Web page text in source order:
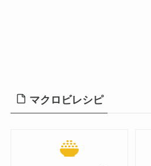
マクロビレシピ